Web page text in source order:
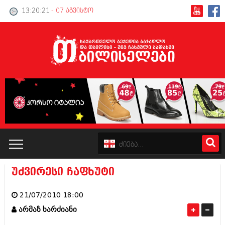
13:20:21 - 07 აგვისტო
კატალოგი
უძვირესი ჩაფხუტი
21/07/2010 18:00
არმაზ ხარძიანი